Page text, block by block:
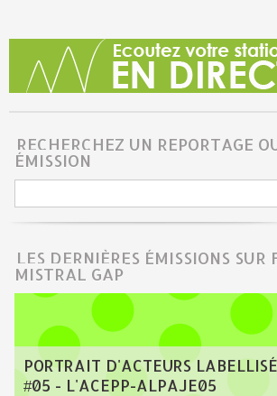
RECHERCHEZ UN REPORTAGE
ÉMISSION
LES DERNIÈRES ÉMISSIONS SUR
MISTRAL GAP
PORTRAIT D'ACTEURS
#05 - L'ACEPP-ALPAJE05